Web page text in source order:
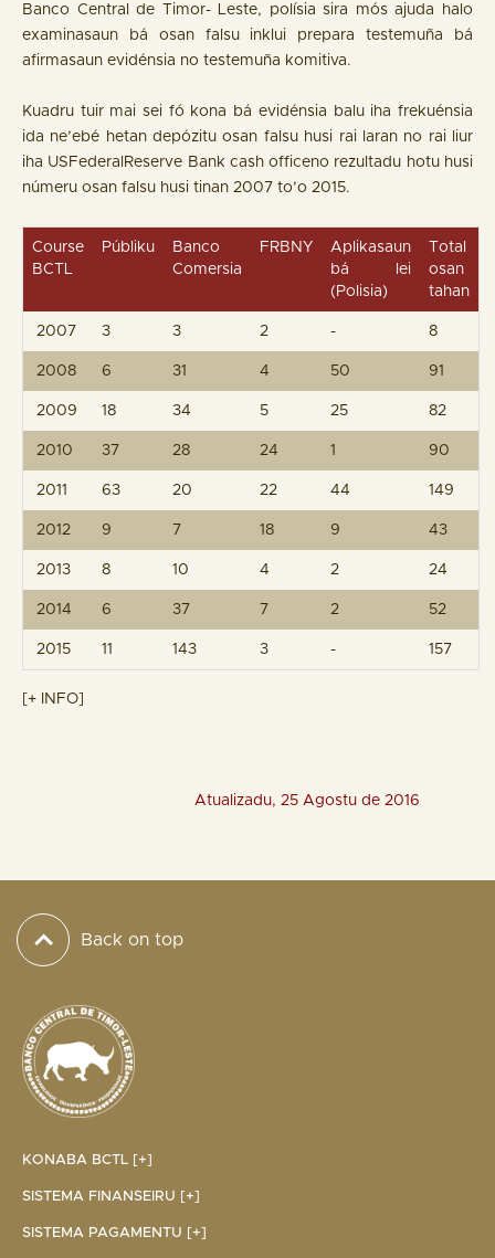
Banco Central de Timor- Leste, polísia sira mós ajuda halo
examinasaun bá osan falsu inklui prepara testemuña bá
afirmasaun evidénsia no testemuña komitiva.
Kuadru tuir mai sei fó kona bá evidénsia balu iha frekuénsia
ida ne’ebé hetan depózitu osan falsu husi rai laran no rai liur
iha USFederalReserve Bank cash officeno rezultadu hotu husi
númeru osan falsu husi tinan 2007 to’o 2015.
Course
BCTL
Públiku
Banco
Comersia
FRBNY
Aplikasaun
bá lei
(Polisia)
Total
osan
tahan
2007 3 3 2 - 8
2008 6 31 4 50 91
2009 18 34 5 25 82
2010 37 28 24 1 90
2011 63 20 22 44 149
2012 9 7 18 9 43
2013 8 10 4 2 24
2014 6 37 7 2 52
2015 11 143 3 - 157
[+ INFO]
Atualizadu, 25 Agostu de 2016
Back on top
KONABA BCTL [+]
SISTEMA FINANSEIRU [+]
SISTEMA PAGAMENTU [+]